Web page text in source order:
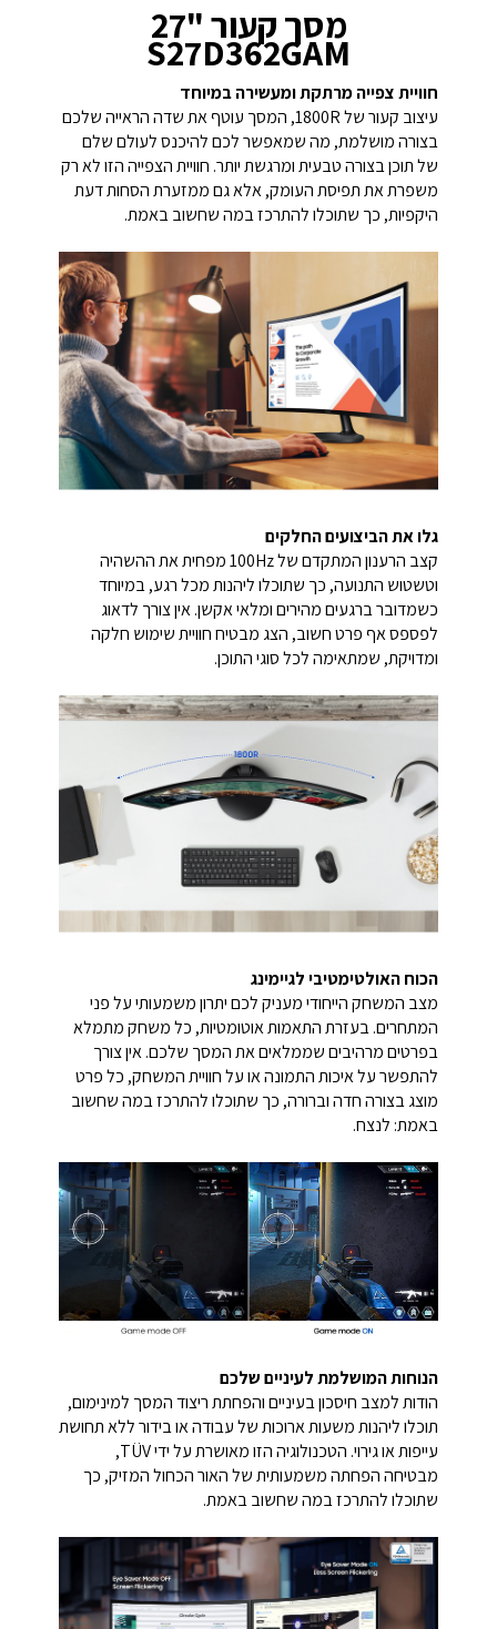
מסך קעור "27
S27D362GAM
חוויית צפייה מרתקת ומעשירה במיוחד
עיצוב קעור של 1800R, המסך עוטף את שדה הראייה שלכם
בצורה מושלמת, מה שמאפשר לכם להיכנס לעולם שלם
של תוכן בצורה טבעית ומרגשת יותר. חוויית הצפייה הזו לא רק
משפרת את תפיסת העומק, אלא גם ממזערת הסחות דעת
היקפיות, כך שתוכלו להתרכז במה שחשוב באמת.
גלו את הביצועים החלקים
קצב הרענון המתקדם של 100Hz מפחית את ההשהיה
וטשטוש התנועה, כך שתוכלו ליהנות מכל רגע, במיוחד
כשמדובר ברגעים מהירים ומלאי אקשן. אין צורך לדאוג
לפספס אף פרט חשוב, הצג מבטיח חוויית שימוש חלקה
ומדויקת, שמתאימה לכל סוגי התוכן.
הכוח האולטימטיבי לגיימינג
מצב המשחק הייחודי מעניק לכם יתרון משמעותי על פני
המתחרים. בעזרת התאמות אוטומטיות, כל משחק מתמלא
בפרטים מרהיבים שממלאים את המסך שלכם. אין צורך
להתפשר על איכות התמונה או על חוויית המשחק, כל פרט
מוצג בצורה חדה וברורה, כך שתוכלו להתרכז במה שחשוב
באמת: לנצח.
הנוחות המושלמת לעיניים שלכם
הודות למצב חיסכון בעיניים והפחתת ריצוד המסך למינימום,
תוכלו ליהנות משעות ארוכות של עבודה או בידור ללא תחושת
עייפות או גירוי. הטכנולוגיה הזו מאושרת על ידי TÜV,
מבטיחה הפחתה משמעותית של האור הכחול המזיק, כך
שתוכלו להתרכז במה שחשוב באמת.